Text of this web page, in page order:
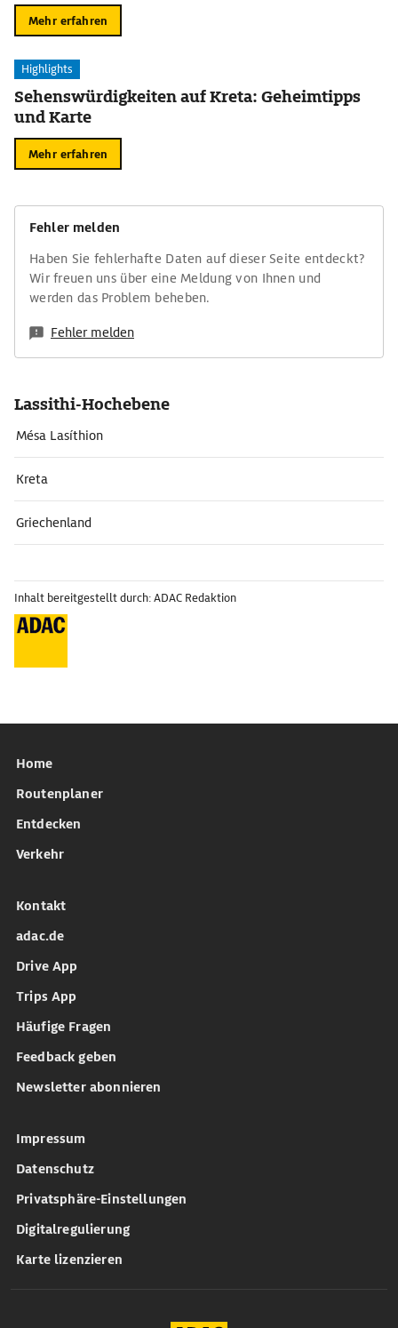
Mehr erfahren
Highlights
Sehenswürdigkeiten auf Kreta: Geheimtipps
und Karte
Mehr erfahren
Fehler melden
Haben Sie fehlerhafte Daten auf dieser Seite entdeckt?
Wir freuen uns über eine Meldung von Ihnen und
werden das Problem beheben.
Fehler melden
Lassithi-Hochebene
Mésa Lasíthion
Kreta
Griechenland
Inhalt bereitgestellt durch: ADAC Redaktion
Home
Routenplaner
Entdecken
Verkehr
Kontakt
adac.de
Drive App
Trips App
Häufige Fragen
Feedback geben
Newsletter abonnieren
Impressum
Datenschutz
Privatsphäre-Einstellungen
Digitalregulierung
Karte lizenzieren